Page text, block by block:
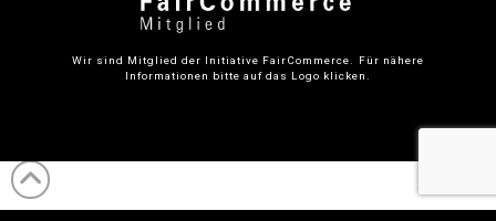
Wir sind Mitglied der Initiative FairCommerce.
Für nähere
Informationen bitte auf das Logo klicken.